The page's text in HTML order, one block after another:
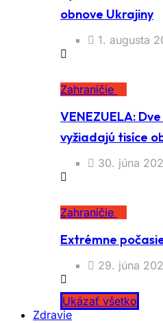
obnove Ukrajiny
1. augusta
Zahraničie
VENEZUELA:
vyžiadajú tisíce
30. júna
Zahraničie
Extrémne
29. júna
Ukázať všetko
Zdravie